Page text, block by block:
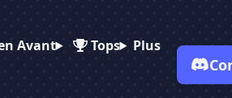
Avant Tops Plus